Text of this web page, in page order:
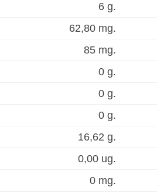
6 g.
62,80 mg.
85 mg.
0 g.
0 g.
0 g.
16,62 g.
0,00 ug.
0 mg.